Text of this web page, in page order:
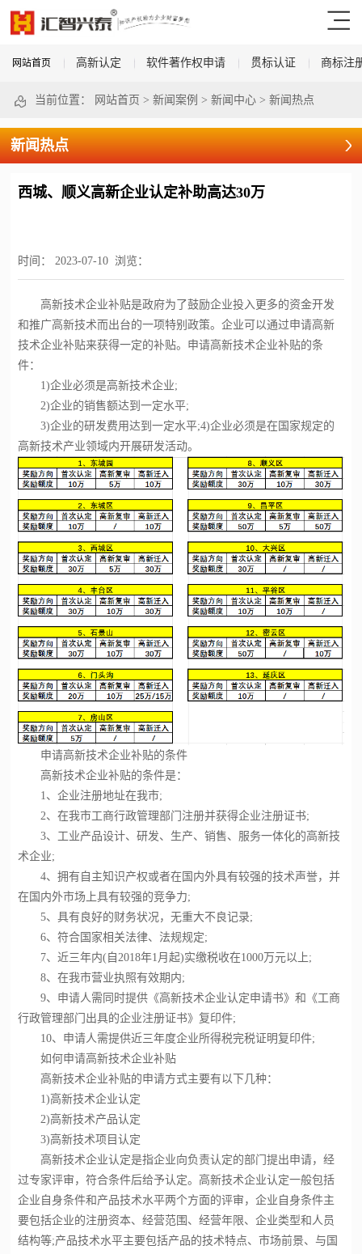
网站首页 高新认定 软件著作权申请 贯标认证 商标注
当前位置： 网站首页 > 新闻案例 > 新闻中心> 新闻热点
新闻热点
西城、顺义高新企业认定补助高达30万
时间： 2023-07-10 浏览：
高新技术企业补贴是政府为了鼓励企业投入更多的资金开发
和推广高新技术而出台的一项特别政策。企业可以通过申请高新
技术企业补贴来获得一定的补贴。申请高新技术企业补贴的条
件：
1)企业必须是高新技术企业;
2)企业的销售额达到一定水平;
3)企业的研发费用达到一定水平;4)企业必须是在国家规定的
高新技术产业领域内开展研发活动。
申请高新技术企业补贴的条件
高新技术企业补贴的条件是：
1、企业注册地址在我市;
2、在我市工商行政管理部门注册并获得企业注册证书;
3、工业产品设计、研发、生产、销售、服务一体化的高新技
术企业;
4、拥有自主知识产权或者在国内外具有较强的技术声誉，并
在国内外市场上具有较强的竞争力;
5、具有良好的财务状况，无重大不良记录;
6、符合国家相关法律、法规规定;
7、近三年内(自2018年1月起)实缴税收在1000万元以上;
8、在我市营业执照有效期内;
9、申请人需同时提供《高新技术企业认定申请书》和《工商
行政管理部门出具的企业注册证书》复印件;
10、申请人需提供近三年度企业所得税完税证明复印件;
如何申请高新技术企业补贴
高新技术企业补贴的申请方式主要有以下几种：
1)高新技术企业认定
2)高新技术产品认定
3)高新技术项目认定
高新技术企业认定是指企业向负责认定的部门提出申请，经
过专家评审，符合条件后给予认定。高新技术企业认定一般包括
企业自身条件和产品技术水平两个方面的评审，企业自身条件主
要包括企业的注册资本、经营范围、经营年限、企业类型和人员
结构等;产品技术水平主要包括产品的技术特点、市场前景、与国